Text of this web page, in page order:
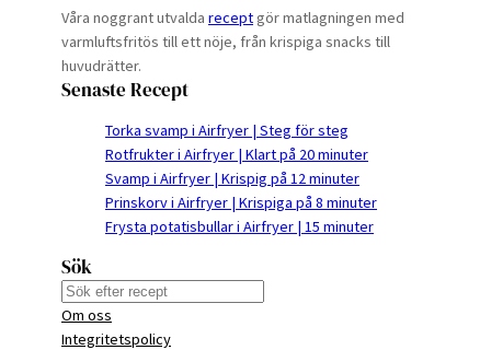
Våra noggrant utvalda receptgör matlagningen med
varmluftsfritös till ett nöje, från krispiga snacks till
huvudrätter.
Senaste Recept
Torka svamp i Airfryer | Steg för steg
Rotfrukter i Airfryer | Klart på 20 minuter
Svamp i Airfryer | Krispig på 12 minuter
Prinskorv i Airfryer | Krispiga på 8 minuter
Frysta potatisbullar i Airfryer | 15 minuter
Sök
S
e
Om oss
Integritetspolicy